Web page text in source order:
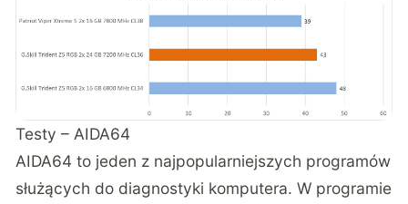
Testy – AIDA64
AIDA64 to jeden z najpopularniejszych programów
służących do diagnostyki komputera. W programie